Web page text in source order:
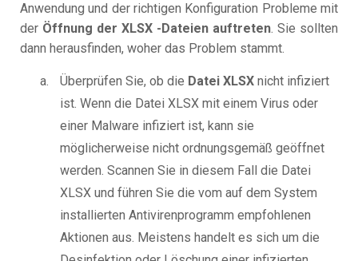
Anwendung und der richtigen Konfiguration Probleme mit
der Öffnung der XLSX -Dateien auftreten. Sie sollten
dann herausfinden, woher das Problem stammt.
Überprüfen Sie, ob die Datei XLSX nicht infiziert
ist. Wenn die Datei XLSX mit einem Virus oder
einer Malware infiziert ist, kann sie
möglicherweise nicht ordnungsgemäß geöffnet
werden. Scannen Sie in diesem Fall die Datei
XLSX und führen Sie die vom auf dem System
installierten Antivirenprogramm empfohlenen
Aktionen aus. Meistens handelt es sich um die